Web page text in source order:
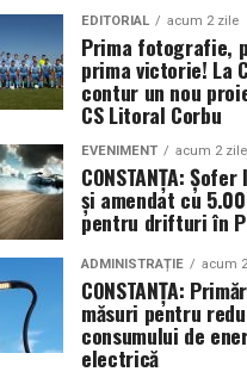
EDITORIAL acum 2 zile
Prima fotografie,
prima victorie! La
contur un nou
CS Litoral Corbu
EVENIMENT acum 2 zile
CONSTANȚA:
și amendat cu
pentru drifturi în
ADMINISTRAȚIE acum
CONSTANȚA:
măsuri pentru
consumului de
electrică